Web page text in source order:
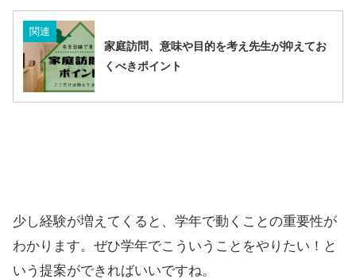
関連
家庭訪問、意味や目的を考え先生が抑えてお
くべきポイント
少し経験が増えてくると、学年で動くことの重要性が
わかります。ぜひ学年でこういうことをやりたい！と
いう提案ができればいいですね。